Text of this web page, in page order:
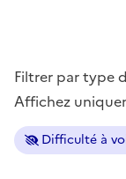
Filtrer par type
Affichez
Difficulté à